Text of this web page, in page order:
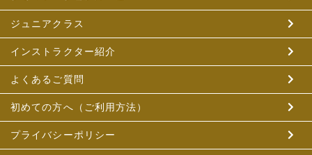
ジュニアクラス
インストラクター紹介
よくあるご質問
初めての方へ（ご利用方法）
プライバシーポリシー